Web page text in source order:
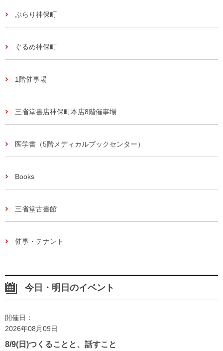
ぶらり神保町
ぐるめ神保町
1階催事場
三省堂書店神保町本店8階催事場
医学書（5階メディカルブックセンター）
Books
三省堂古書館
催事・テナント
今日・明日のイベント
開催日：
2026年08月09日
8/9(日)つくることと、話すこと